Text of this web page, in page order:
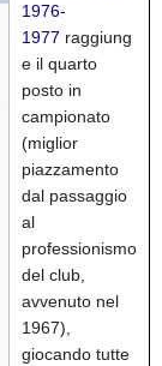
1976-
1977 raggiung
e il quarto
posto in
campionato
(miglior
piazzamento
dal passaggio
al
professionismo
del club,
avvenuto nel
1967),
giocando tutte